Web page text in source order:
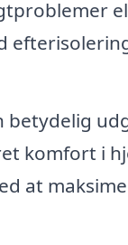
komfort i
at